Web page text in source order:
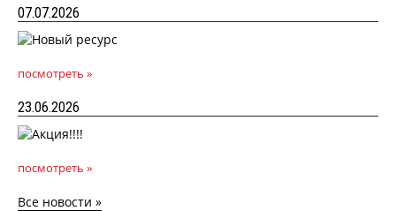
07.07.2026
посмотреть »
23.06.2026
посмотреть »
Все новости »